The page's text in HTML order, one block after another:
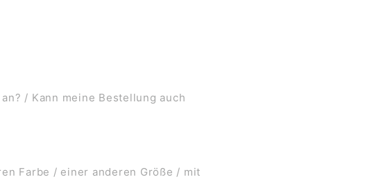
/ Kann meine Bestellung auch
Farbe / einer anderen Größe / mit